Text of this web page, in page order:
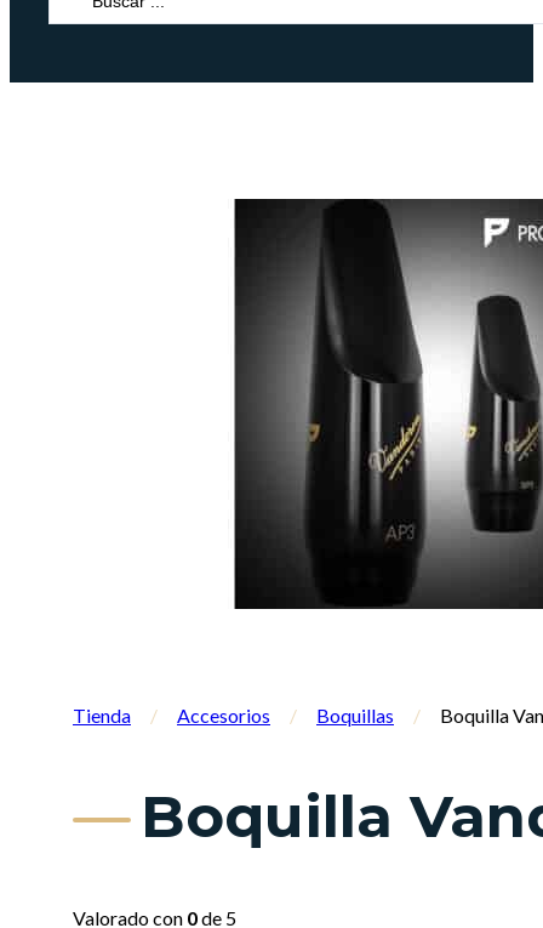
...
Tienda / Accesorios / Boquillas / Boquilla
Boquilla
Valorado con 0de 5